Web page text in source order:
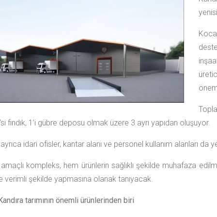
fındık, 1’i gübre deposu olmak üzere 3 ayrı yapıdan oluşuyor.
idari ofisler, kantar alanı ve personel kullanım alanları da
kompleks, hem ürünlerin sağlıklı şekilde muhafaza
verimli şekilde yapmasına olanak tanıyacak.
tarımının önemli ürünlerinden biri